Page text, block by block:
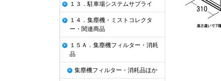
１３．駐車場システムサプライ
１４．集塵機・ミストコレクタ
ー・関連商品
１５Ａ．集塵機フィルター・消耗
品
集塵機フィルター・消耗品ほか